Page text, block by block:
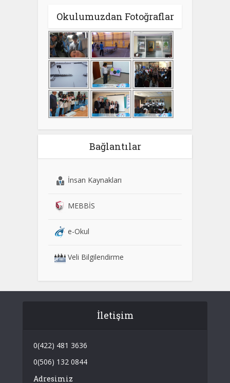
Okulumuzdan Fotoğraflar
Bağlantılar
İnsan Kaynakları
MEBBİS
e-Okul
Veli Bilgilendirme
İletişim
0(422) 481 3636
0(506) 132 0844
Adresimiz